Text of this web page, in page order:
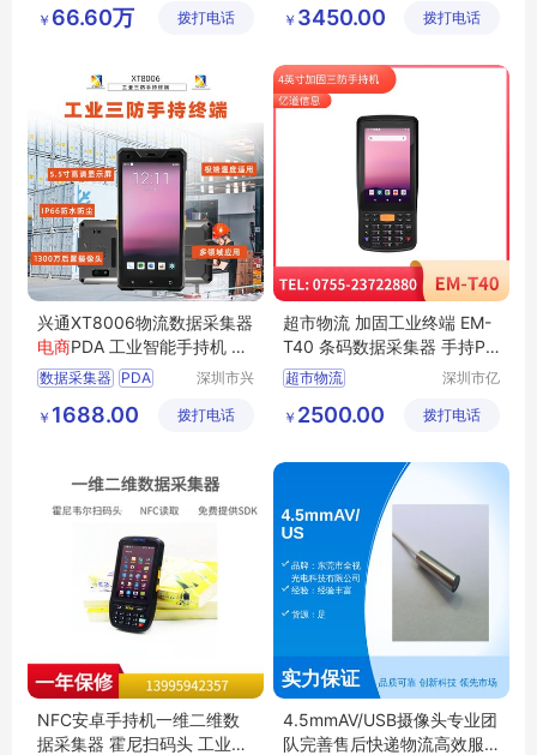
科技有限
￥ 66.60万 拨打电话
电商分拣
技有限公
￥ 3450.00 拨打电话
兴通XT8006物流数据采集器
电商PDA 工业智能手持机 RF
ID手持终端
数据采集器 PDA
RFID
深圳市兴
技有限公
￥ 1688.00 拨打电话
超市物流 加固工业终端 EM-
T40 条码数据采集器 手持PD
A超市物流
条码数据采集器
深圳市亿
份有限公
￥ 2500.00 拨打电话
NFC安卓手持机一维二维数
据采集器 霍尼扫码头 工业三
4.5mmAV/USB摄像头专业团
队完善售后快递物流高效服